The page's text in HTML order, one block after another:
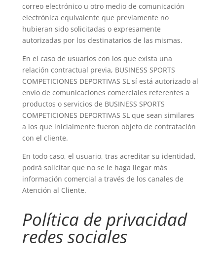
correo electrónico u otro medio de comunicación
electrónica equivalente que previamente no
hubieran sido solicitadas o expresamente
autorizadas por los destinatarios de las mismas.
En el caso de usuarios con los que exista una
relación contractual previa, BUSINESS SPORTS
COMPETICIONES DEPORTIVAS SL sí está autorizado al
envío de comunicaciones comerciales referentes a
productos o servicios de BUSINESS SPORTS
COMPETICIONES DEPORTIVAS SL que sean similares
a los que inicialmente fueron objeto de contratación
con el cliente.
En todo caso, el usuario, tras acreditar su identidad,
podrá solicitar que no se le haga llegar más
información comercial a través de los canales de
Atención al Cliente.
Política de privacidad
redes sociales